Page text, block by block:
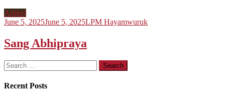
Artikel
June 5, 2025June 5, 2025LPM Hayamwuruk
Sang Abhipraya
Search
for:
Recent Posts